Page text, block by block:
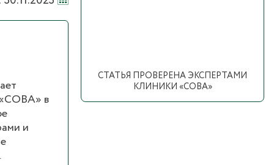
«СОВА» в
и
СТАТЬЯ ПРОВЕРЕНА ЭКСПЕРТАМИ
КЛИНИКИ «СОВА»